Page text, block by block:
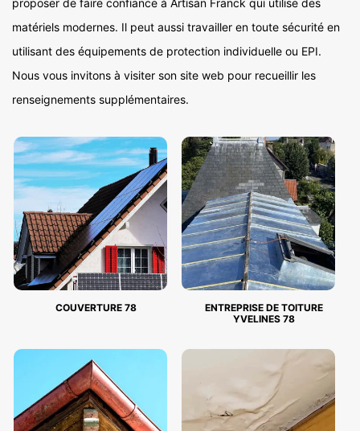
proposer de faire confiance à Artisan Franck qui utilise des
matériels modernes. Il peut aussi travailler en toute sécurité en
utilisant des équipements de protection individuelle ou EPI.
Nous vous invitons à visiter son site web pour recueillir les
renseignements supplémentaires.
COUVERTURE 78
ENTREPRISE DE TOITURE
YVELINES 78